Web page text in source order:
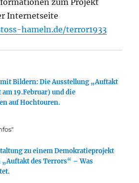
zum Projekt
Internetseite
hameln.de/terror1933
Bildern: Die Ausstellung „Auftakt
19.Februar) und die
auf Hochtouren.
zu einem Demokratieprojekt
des Terrors“ – Was